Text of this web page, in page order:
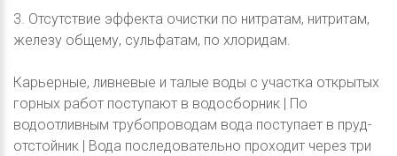
3. Отсутствие эффекта очистки по нитратам, нитритам,
железу общему, сульфатам, по хлоридам.
Карьерные, ливневые и талые воды с участка открытых
горных работ поступают в водосборник | По
водоотливным трубопроводам вода поступает в пруд-
отстойник | Вода последовательно проходит через три